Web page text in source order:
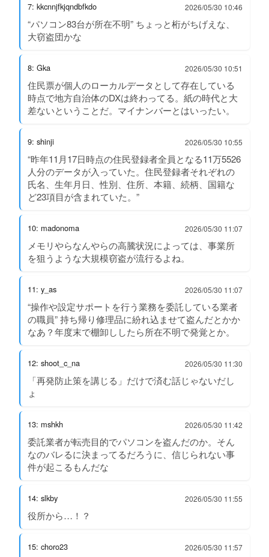
7: kkcnnjfkjqndbfkdo 2026/05/30 10:46
“パソコン83台が所在不明” ちょっと桁がちげえな、
大窃盗団かな
8: Gka 2026/05/30 10:51
住民票が個人のローカルデータとして存在している
時点で地方自治体のDXは終わってる。紙の時代と大
差ないということだ。マイナンバーとはいったい。
9: shinji 2026/05/30 10:55
“昨年11月17日時点の住民登録者全員となる11万5526
人分のデータが入っていた。住民登録者それぞれの
氏名、生年月日、性別、住所、本籍、続柄、国籍な
ど23項目が含まれていた。”
10: madonoma 2026/05/30 11:07
メモリやらなんやらの高騰状況によっては、事業所
を狙うような大規模窃盗が流行るよね。
11: y_as 2026/05/30 11:07
“操作や設定サポートを行う業務を委託している業者
の職員” 持ち帰り修理品に紛れ込ませて盗んだとかか
なあ？年度末で棚卸ししたら所在不明で発覚とか。
12: shoot_c_na 2026/05/30 11:30
「再発防止策を講じる」だけで済む話じゃないだし
ょ
13: mshkh 2026/05/30 11:42
委託業者が転売目的でパソコンを盗んだのか。そん
なのバレるに決まってるだろうに、信じられない事
件が起こるもんだな
14: slkby 2026/05/30 11:55
役所から…！？
15: choro23 2026/05/30 11:57